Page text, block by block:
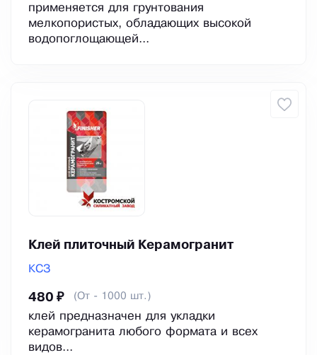
применяется для грунтования
мелкопористых, обладающих высокой
водопоглощающей...
Клей плиточный Керамогранит
КСЗ
480 ₽ (От - 1000 шт.)
клей предназначен для укладки
керамогранита любого формата и всех
видов...